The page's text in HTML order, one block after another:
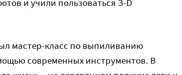
и учили пользоваться З-D
мастер-класс по выпиливанию
современных инструментов. В